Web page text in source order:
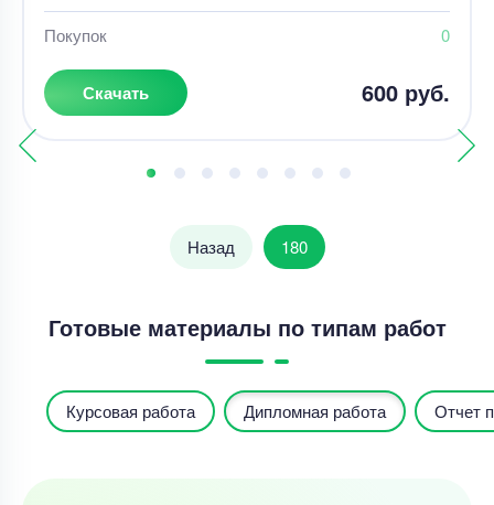
Покупок 0
Скачать 600 руб.
Назад 180
Готовые материалы по типам работ
Курсовая работа Дипломная работа Отчет